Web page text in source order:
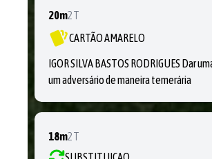
20m2T
CARTÃO AMARELO
IGOR SILVA BASTOS RODRIGUES Dar
um adversário de maneira temerária
18m2T